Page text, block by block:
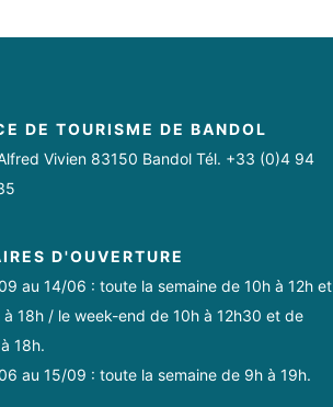
DE TOURISME DE BANDOL
Vivien 83150 Bandol Tél. +33 (0)4 94
D'OUVERTURE
au 14/06 : toute la semaine de 10h à 12h et
à 18h / le week-end de 10h à 12h30 et de
18h.
au 15/09 : toute la semaine de 9h à 19h.